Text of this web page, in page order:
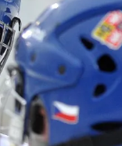
Moderní pětiboj
Motorsport
Olympijské hry
Parasport